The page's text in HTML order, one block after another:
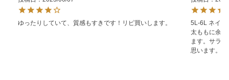
ゆったりしていて、質感もすきです！リピ買いします。
5L-6L ネイビ
太ももに余
ます。サラ
思います。